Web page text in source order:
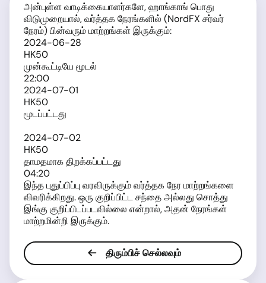
அன்புள்ள வாடிக்கையாளர்களே, ஹாங்காங் பொது
விடுமுறையால், வர்த்தக நேரங்களில் (NordFX சர்வர்
நேரம்) பின்வரும் மாற்றங்கள் இருக்கும்:
2024-06-28
HK50
முன்கூட்டியே மூடல்
22:00
2024-07-01
HK50
மூடப்பட்டது
2024-07-02
HK50
தாமதமாக திறக்கப்பட்டது
04:20
இந்த புதுப்பிப்பு வரவிருக்கும் வர்த்தக நேர மாற்றங்களை
விவரிக்கிறது. ஒரு குறிப்பிட்ட சந்தை அல்லது சொத்து
இங்கு குறிப்பிடப்படவில்லை என்றால், அதன் நேரங்கள்
மாற்றமின்றி இருக்கும்.
திரும்பிச் செல்லவும்